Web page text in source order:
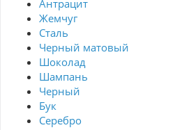
Антрацит
Жемчуг
Сталь
Черный матовый
Шоколад
Шампань
Черный
Бук
Серебро